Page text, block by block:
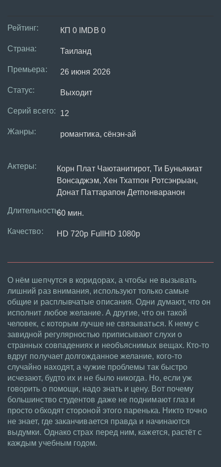
Рейтинг: КП 0 IMDB 0
Страна: Таиланд
Премьера: 26 июня 2026
Статус: Выходит
Серий всего: 12
Жанры: романтика, сёнэн-ай
Актеры:
Корн Плат Чаютанитирот, Ти Буньякиат
Вонсаджэм, Хен Тхатпон Ротсэнрыан,
Донат Паттарапон Детпонваранон
Длительность:60 мин.
Качество: HD 720p FullHD 1080p
О нём шепчутся в коридорах, а чтобы не вызывать
лишний раз внимания, используют только самые
общие и расплывчатые описания. Одни думают, что он
исполнит любое желание. А другие, что он такой
человек, с которым лучше не связываться. К нему с
завидной регулярностью приписывают слухи о
странных совпадениях и необъяснимых вещах. Кто-то
вдруг получает долгожданное желание, кого-то
случайно находят, а чужие проблемы так быстро
исчезают, будто их и не было никогда. Но, если уж
говорить о помощи, надо знать и цену. Вот почему
большинство студентов даже не поднимают глаз и
просто обходят стороной этого паренька. Никто точно
не знает, где заканчивается правда и начинаются
выдумки. Однако страх перед ним, кажется, растёт с
каждым учебным годом.